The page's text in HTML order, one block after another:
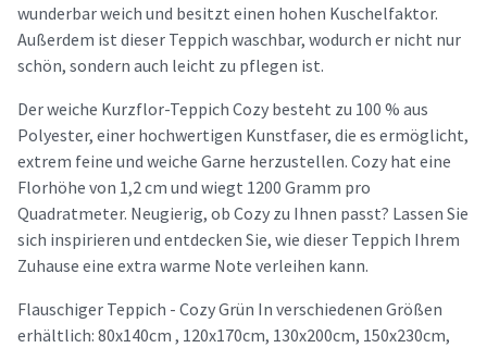
wunderbar weich und besitzt einen hohen Kuschelfaktor.
Außerdem ist dieser Teppich waschbar, wodurch er nicht nur
schön, sondern auch leicht zu pflegen ist.
Der weiche Kurzflor-Teppich Cozy besteht zu 100 % aus
Polyester, einer hochwertigen Kunstfaser, die es ermöglicht,
extrem feine und weiche Garne herzustellen. Cozy hat eine
Florhöhe von 1,2 cm und wiegt 1200 Gramm pro
Quadratmeter. Neugierig, ob Cozy zu Ihnen passt? Lassen Sie
sich inspirieren und entdecken Sie, wie dieser Teppich Ihrem
Zuhause eine extra warme Note verleihen kann.
Flauschiger Teppich - Cozy Grün In verschiedenen Größen
erhältlich: 80x140cm , 120x170cm, 130x200cm, 150x230cm,